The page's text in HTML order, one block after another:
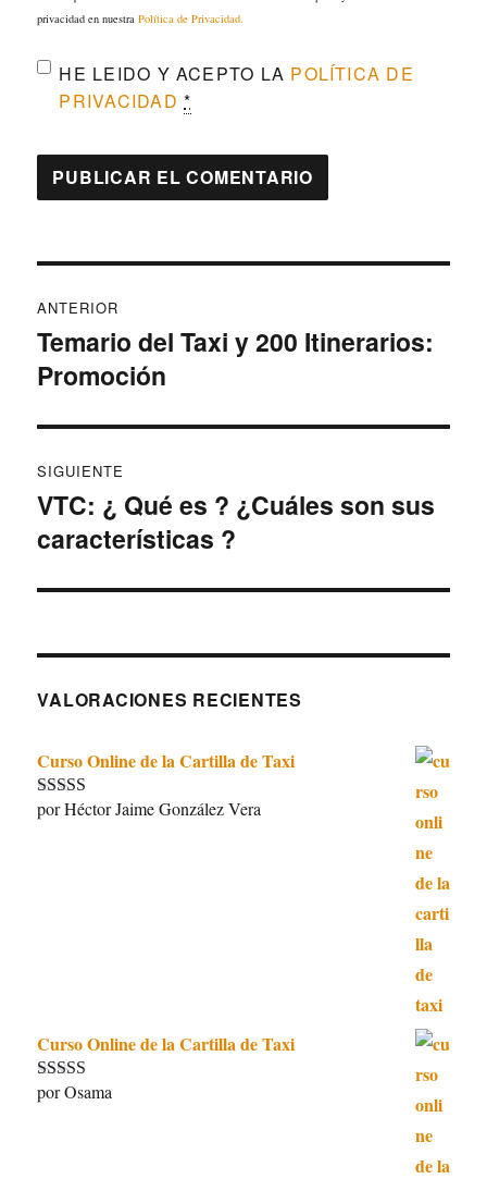
privacidad en nuestraPolítica de Privacidad.
HE LEIDO Y ACEPTO LA POLÍTICA DE
PRIVACIDAD *
de
entradas
ANTERIOR
Entrada
anterior:
Temario del Taxi y 200 Itinerarios:
Promoción
SIGUIENTE
Entrada
siguiente:
VTC: ¿ Qué es ? ¿Cuáles son sus
características ?
VALORACIONES RECIENTES
Curso Online de la Cartilla de Taxi
Valorado con
por Héctor Jaime González Vera
Curso Online de la Cartilla de Taxi
Valorado con
por Osama